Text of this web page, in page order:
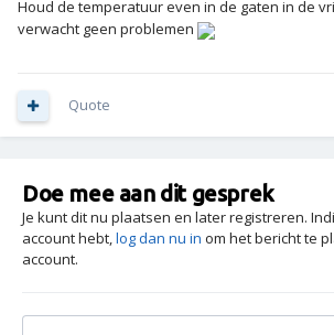
Houd de temperatuur even in de gaten in de
verwacht geen problemen
Quote
Doe mee aan dit gesprek
Je kunt dit nu plaatsen en later registreren.
account hebt,log dan nu in om het bericht te
account.